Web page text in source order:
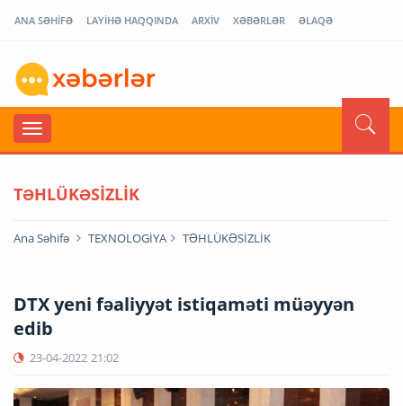
ANA SƏHİFƏ LAYİHƏ HAQQINDA ARXİV XƏBƏRLƏR ƏLAQƏ
TƏHLÜKƏSİZLİK
Ana Səhifə TEXNOLOGİYA TƏHLÜKƏSİZLİK
DTX yeni fəaliyyət istiqaməti müəyyən
edib
23-04-2022 21:02